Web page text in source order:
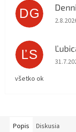
Popis Diskusia
DG
ĽS
všetko ok